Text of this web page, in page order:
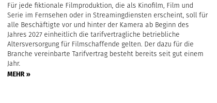
Für jede fiktionale Filmproduktion, die als Kinofilm, Film und
Serie im Fernsehen oder in Streamingdiensten erscheint, soll für
alle Beschäftigte vor und hinter der Kamera ab Beginn des
Jahres 2027 einheitlich die tarifvertragliche betriebliche
Altersversorgung für Filmschaffende gelten. Der dazu für die
Branche vereinbarte Tarifvertrag besteht bereits seit gut einem
Jahr.
MEHR »